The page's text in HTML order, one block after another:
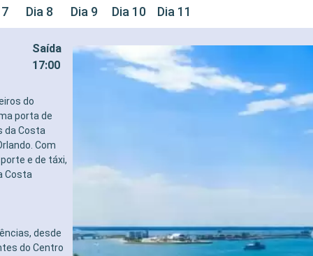
Dia 8 Dia 9 Dia 10 Dia 11
Saída
17:00
do
porta de
da Costa
Com
e de táxi,
Costa
desde
do Centro